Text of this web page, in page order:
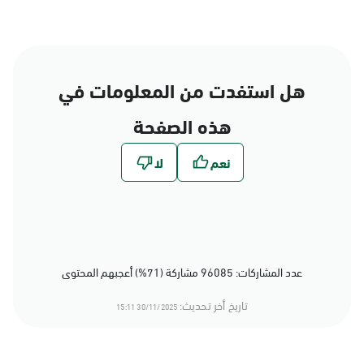
هل استفدت من المعلومات في
هذه الصفحة
عدد المشاركات: 96085 مشاركة (71%) أعجبهم المحتوى
تاريخ أخر تحديث: 30/11/2025 15:11